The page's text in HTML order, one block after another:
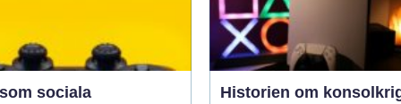
sociala
Historien om